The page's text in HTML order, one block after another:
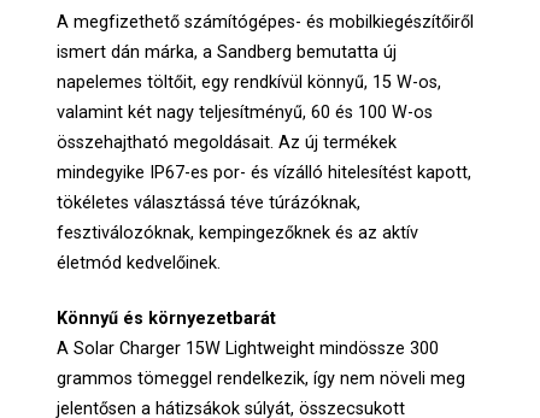
A megfizethető számítógépes- és mobilkiegészítőiről
ismert dán márka, a Sandberg bemutatta új
napelemes töltőit, egy rendkívül könnyű, 15 W-os,
valamint két nagy teljesítményű, 60 és 100 W-os
összehajtható megoldásait. Az új termékek
mindegyike IP67-es por- és vízálló hitelesítést kapott,
tökéletes választássá téve túrázóknak,
fesztiválozóknak, kempingezőknek és az aktív
életmód kedvelőinek.
Könnyű és környezetbarát
A Solar Charger 15W Lightweight mindössze 300
grammos tömeggel rendelkezik, így nem növeli meg
jelentősen a hátizsákok súlyát, összecsukott